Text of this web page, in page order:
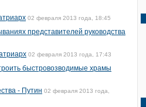
02 февраля 2013 года, 18:45
представителей руководства
02 февраля 2013 года, 17:43
быстровозводимые храмы
- Путин 02 февраля 2013 года,